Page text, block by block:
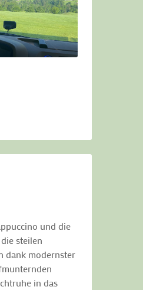
und die
steilen
dank modernster
in das